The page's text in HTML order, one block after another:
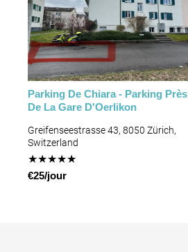
Parking De Chiara - Parking Près
De La Gare D'Oerlikon
Greifenseestrasse 43, 8050 Zürich,
Switzerland
★★★★★
€25/jour